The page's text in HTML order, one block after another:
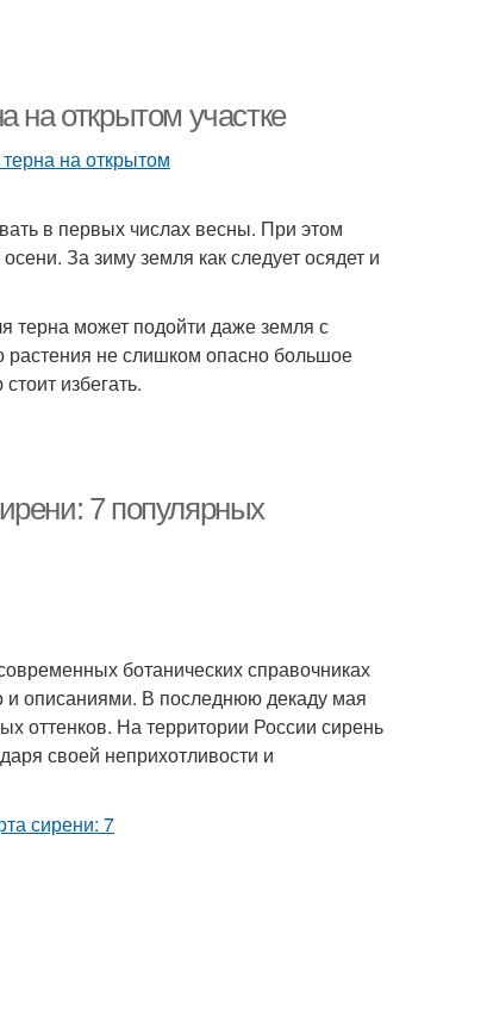
на открытом участке
в первых числах весны. При этом
За зиму земля как следует осядет и
терна может подойти даже земля с
не слишком опасно большое
избегать.
7 популярных
ботанических справочниках
и описаниями. В последнюю декаду мая
оттенков. На территории России сирень
своей неприхотливости и